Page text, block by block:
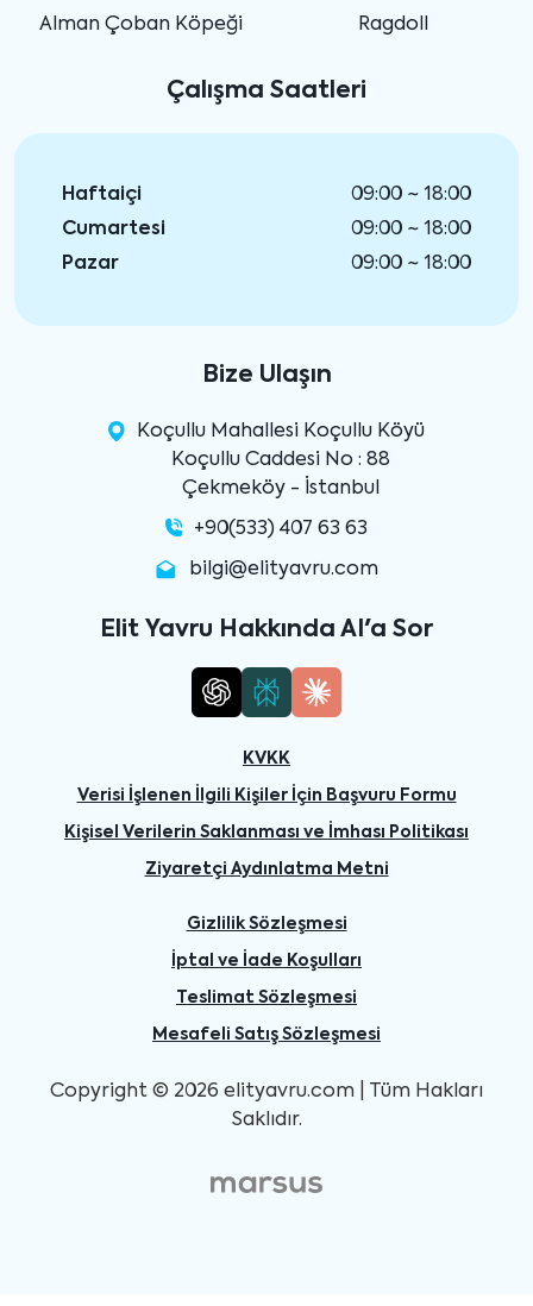
Alman Çoban Köpeği
Ragdoll
Çalışma Saatleri
Haftaiçi
09:00 ~ 18:00
Cumartesi
09:00 ~ 18:00
Pazar
09:00 ~ 18:00
Bize Ulaşın
Koçullu Mahallesi Koçullu Köyü
Koçullu Caddesi No : 88
Çekmeköy - İstanbul
+90(533) 407 63 63
bilgi@elityavru.com
Elit Yavru Hakkında AI'a Sor
KVKK
Verisi İşlenen İlgili Kişiler İçin Başvuru Formu
Kişisel Verilerin Saklanması ve İmhası Politikası
Ziyaretçi Aydınlatma Metni
Gizlilik Sözleşmesi
İptal ve İade Koşulları
Teslimat Sözleşmesi
Mesafeli Satış Sözleşmesi
Copyright © 2026 elityavru.com | Tüm Hakları
Saklıdır.